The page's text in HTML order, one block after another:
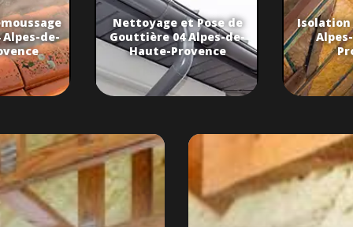
de-
Nettoyage et Pose de
Gouttière 04 Alpes-de-
Haute-Provence
Isolation